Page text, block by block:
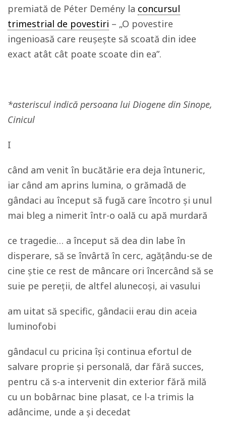
premiată de Péter Demény la concursul
trimestrial de povestiri – „O povestire
ingenioasă care reușește să scoată din idee
exact atât cât poate scoate din ea”.
*asteriscul indică persoana lui Diogene din Sinope,
Cinicul
I
când am venit în bucătărie era deja întuneric,
iar când am aprins lumina, o grămadă de
gândaci au început să fugă care încotro și unul
mai bleg a nimerit într-o oală cu apă murdară
ce tragedie… a început să dea din labe în
disperare, să se învârtă în cerc, agăţându-se de
cine știe ce rest de mâncare ori încercând să se
suie pe pereții, de altfel alunecoși, ai vasului
am uitat să specific, gândacii erau din aceia
luminofobi
gândacul cu pricina își continua efortul de
salvare proprie și personală, dar fără succes,
pentru că s-a intervenit din exterior fără milă
cu un bobârnac bine plasat, ce l-a trimis la
adâncime, unde a și decedat